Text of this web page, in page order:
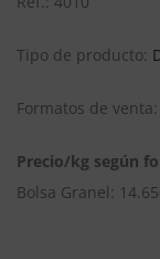
Tipo de producto:
Formatos de venta:
Precio/kg según
Bolsa Granel: